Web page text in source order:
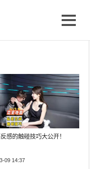
感的触碰技巧大公开！
09 14:37